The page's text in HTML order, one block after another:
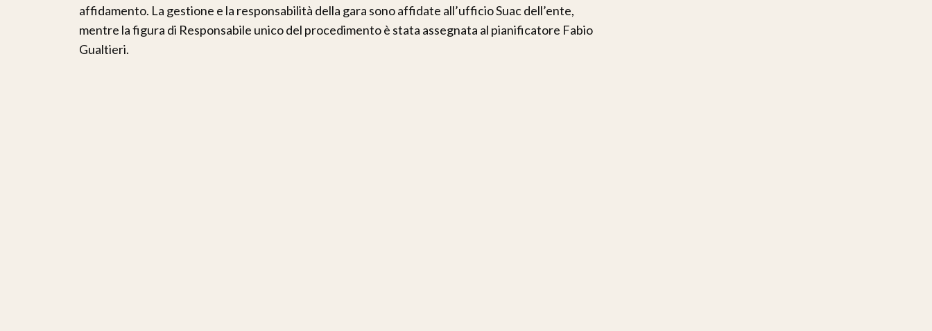
affidamento. La gestione e la responsabilità della gara sono affidate all’ufficio Suac dell’ente,
mentre la figura di Responsabile unico del procedimento è stata assegnata al pianificatore Fabio
Gualtieri.